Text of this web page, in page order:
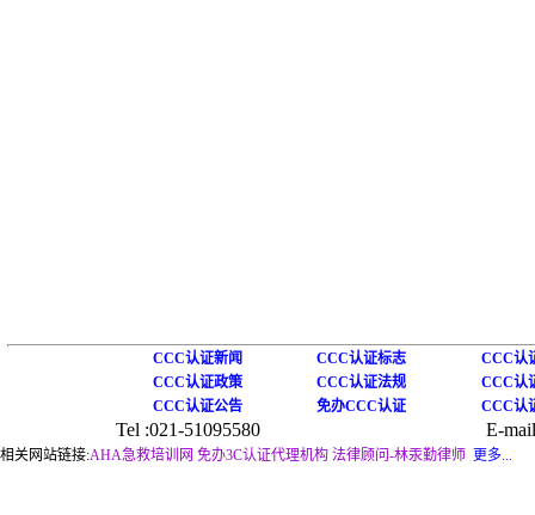
CCC认证新闻
CCC认证政策
CCC认证公告
CCC认证标志
CCC认证法规
免办CCC认证
CCC认
CCC认
CCC认
Tel :021-51095580 E-
相关网站链接:AHA急救培训网 免办3C认证代理机构 法律顾问-林汞勤律师 更多...